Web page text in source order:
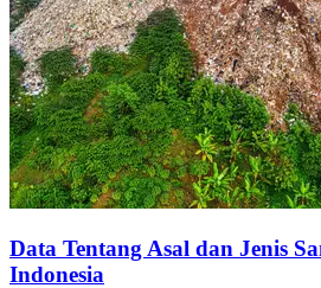
Data Tentang Asal dan Jenis
Indonesia